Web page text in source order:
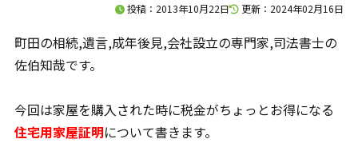
投稿：2013年10月22日 更新：2024年02月16日
町田の相続,遺言,成年後見,会社設立の専門家,司法書士の
佐伯知哉です。
今回は家屋を購入された時に税金がちょっとお得になる
住宅用家屋証明について書きます。
家族信託
その他サービス一覧
不動産を受け継いだら「相続登記」を急ぎなさい
生前対策が全然わかっていない親子ですが、 家族